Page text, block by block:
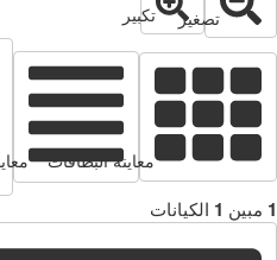
تصغير تكبير
معاينة البطاقات
1 مبين 1 الكيانات